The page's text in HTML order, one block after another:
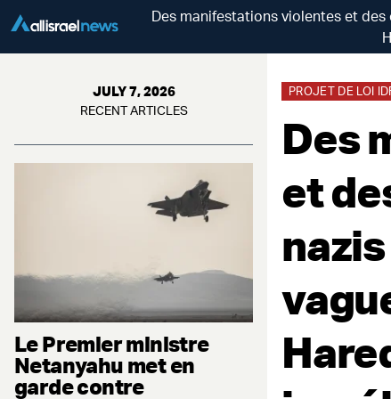
Des manifestations violentes et
JULY 7, 2026
RECENT ARTICLES
Le Premier ministre
Netanyahu met en
garde contre
PROJET DE LOI
Des
et